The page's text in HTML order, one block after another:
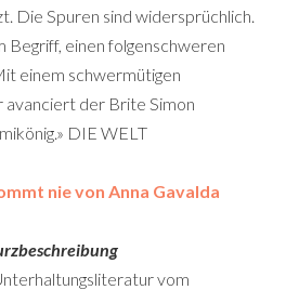
Die Spuren sind widersprüchlich.
Begriff, einen folgenschweren
einem schwermütigen
avanciert der Brite Simon
DIE WELT
nie von Anna Gavalda
vom